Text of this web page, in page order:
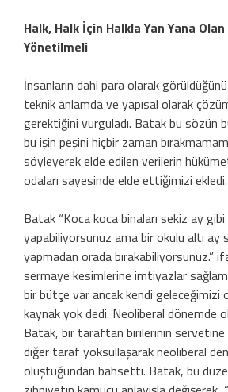
Halk, Halk İçin Halkla Yan Yana Olan
Yönetilmeli
İnsanların dahi para olarak
teknik anlamda ve yapısal olarak
gerektiğini vurguladı. Batak bu sözün
bu işin peşini hiçbir zaman
söyleyerek elde edilen verilerin
odaları sayesinde elde ettiğimizi ekledi.
Batak “Koca koca binaları sekiz ay gibi
yapabiliyorsunuz ama bir okulu altı ay
yapmadan orada bırakabiliyorsunuz.”
sermaye kesimlerine imtiyazlar
bir bütçe var ancak kendi geleceğimizi
kaynak yok dedi. Neoliberal dönemde
Batak, bir taraftan birilerinin
diğer taraf yoksullaşarak neoliberal
oluştuğundan bahsetti. Batak, bu